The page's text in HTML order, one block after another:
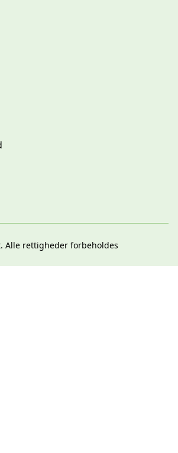
. Alle rettigheder forbeholdes